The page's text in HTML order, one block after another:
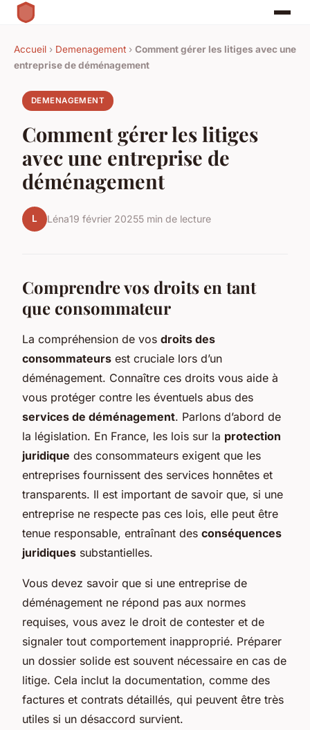
Accueil › Demenagement › Comment gérer les litiges avec une
entreprise de déménagement
DEMENAGEMENT
Comment gérer les litiges
avec une entreprise de
déménagement
L Léna19 février 20255 min de lecture
Comprendre vos droits en tant
que consommateur
La compréhension de vos droits des
consommateurs est cruciale lors d’un
déménagement. Connaître ces droits vous aide à
vous protéger contre les éventuels abus des
services de déménagement. Parlons d’abord de
la législation. En France, les lois sur la protection
juridique des consommateurs exigent que les
entreprises fournissent des services honnêtes et
transparents. Il est important de savoir que, si une
entreprise ne respecte pas ces lois, elle peut être
tenue responsable, entraînant des conséquences
juridiques substantielles.
Vous devez savoir que si une entreprise de
déménagement ne répond pas aux normes
requises, vous avez le droit de contester et de
signaler tout comportement inapproprié. Préparer
un dossier solide est souvent nécessaire en cas de
litige. Cela inclut la documentation, comme des
factures et contrats détaillés, qui peuvent être très
utiles si un désaccord survient.